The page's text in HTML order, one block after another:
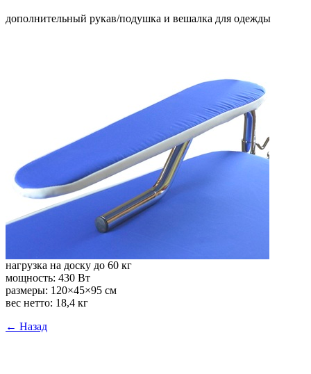
дополнительный рукав/подушка и вешалка для одежды
нагрузка на доску до 60 кг
мощность: 430 Вт
размеры: 120×45×95 см
вес нетто: 18,4 кг
← Назад